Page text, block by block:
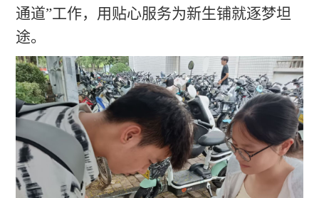
通道”工作，用贴心服务为新生铺就逐梦坦
途。